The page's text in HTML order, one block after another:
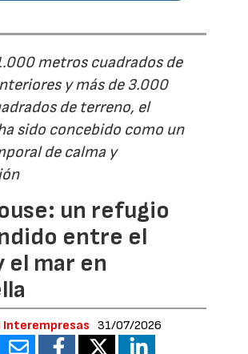
metros cuadrados de
y más de 3.000
de terreno, el
sido concebido como un
de calma y
un refugio
entre el
el mar en
Interempresas 31/07/2026